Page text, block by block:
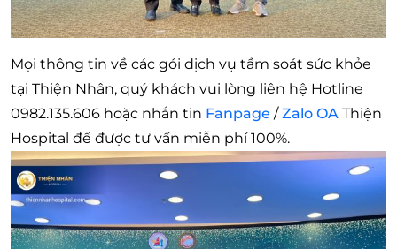
Mọi thông tin về các gói dịch vụ tầm soát sức khỏe
tại Thiện Nhân, quý khách vui lòng liên hệ Hotline
0982.135.606 hoặc nhắn tin Fanpage /Zalo OA Thiện
Hospital để được tư vấn miễn phí 100%.